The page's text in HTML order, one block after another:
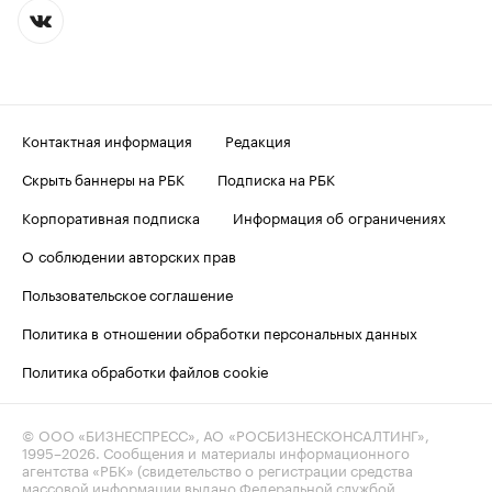
Контактная информация
Редакция
Скрыть баннеры на РБК
Подписка на РБК
Корпоративная подписка
Информация об ограничениях
О соблюдении авторских прав
Пользовательское соглашение
Политика в отношении обработки персональных данных
Политика обработки файлов cookie
© ООО «БИЗНЕСПРЕСС», АО «РОСБИЗНЕСКОНСАЛТИНГ»,
1995–2026 . Сообщения и материалы информационного
агентства «РБК» (свидетельство о регистрации средства
массовой информации выдано Федеральной службой